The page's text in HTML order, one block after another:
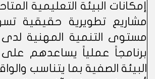
إمكانات البيئة التعليمية
مشاريع تطويرية حقيقية
مستوى التنمية المهنية لدى
برنامجاً عملياً يساعدهم
البيئة الصفية بما يتناسب